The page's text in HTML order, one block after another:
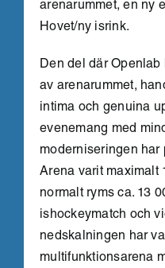
arenarummet, en ny
Hovet/ny isrink.
Den del där
av arenarummet,
intima och genuina
evenemang med
moderniseringen har
Arena varit maximalt
normalt ryms ca. 13
ishockeymatch och
nedskalningen har
multifunktionsarena